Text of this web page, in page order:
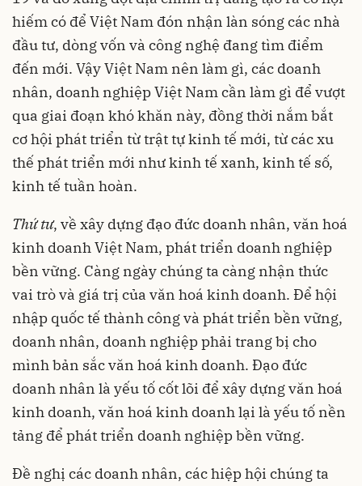
hiếm có để Việt Nam đón nhận làn sóng các nhà
đầu tư, dòng vốn và công nghệ đang tìm điểm
đến mới. Vậy Việt Nam nên làm gì, các doanh
nhân, doanh nghiệp Việt Nam cần làm gì để vượt
qua giai đoạn khó khăn này, đồng thời nắm bắt
cơ hội phát triển từ trật tự kinh tế mới, từ các xu
thế phát triển mới như kinh tế xanh, kinh tế số,
kinh tế tuần hoàn.
Thứ tư, về xây dựng đạo đức doanh nhân, văn hoá
kinh doanh Việt Nam, phát triển doanh nghiệp
bền vững. Càng ngày chúng ta càng nhận thức
vai trò và giá trị của văn hoá kinh doanh. Để hội
nhập quốc tế thành công và phát triển bền vững,
doanh nhân, doanh nghiệp phải trang bị cho
mình bản sắc văn hoá kinh doanh. Đạo đức
doanh nhân là yếu tố cốt lõi để xây dựng văn hoá
kinh doanh, văn hoá kinh doanh lại là yếu tố nền
tảng để phát triển doanh nghiệp bền vững.
Đề nghị các doanh nhân, các hiệp hội chúng ta